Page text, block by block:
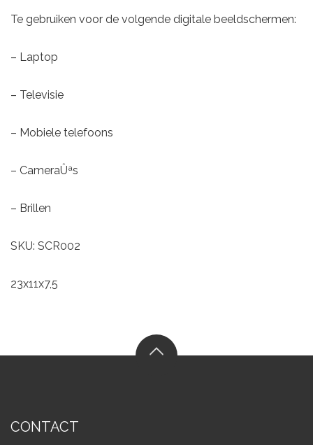
Te gebruiken voor de volgende digitale beeldschermen:
– Laptop
– Televisie
– Mobiele telefoons
– CameraÛªs
– Brillen
SKU: SCR002
23x11x7,5
CONTACT